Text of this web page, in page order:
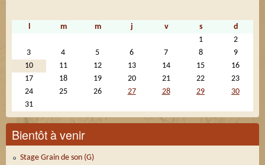
m m j v s
d
1
2
3
4 5 6 7 8
9
10
11 12 13 14 15
16
17
18 19 20 21 22
23
24
25 26 27 28 29
30
31
Bientôt à venir
Stage Grain de son (G)